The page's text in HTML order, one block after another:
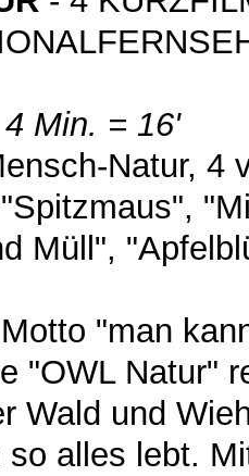
Min. = 16'
Natur, 4
Müll",
"man
"OWL Natur"
Wald und
so alles lebt.